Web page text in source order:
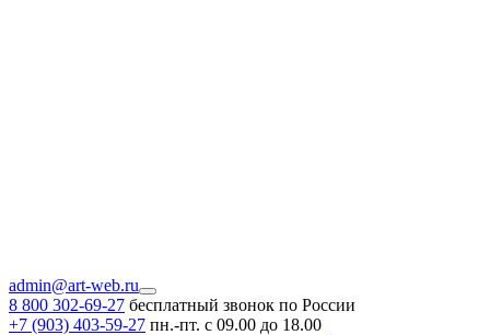
admin@art-web.ru
8 800 302-69-27 бесплатный звонок по России
+7 (903) 403-59-27 пн.-пт. с 09.00 до 18.00